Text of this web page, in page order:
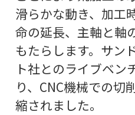
滑らかな動き、加工
命の延長、主軸と軸
もたらします。サン
ト社とのライブベン
り、CNC機械での切
縮されました。